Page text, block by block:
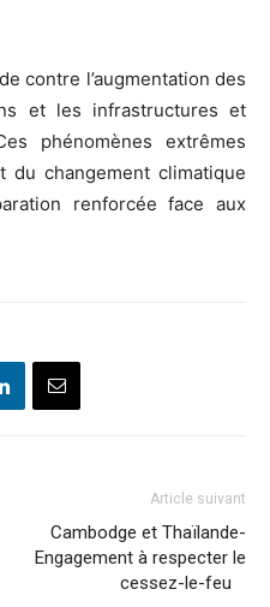
contre l’augmentation des
et les infrastructures et
phénomènes extrêmes
du changement climatique
renforcée face aux
Article suivant
Cambodge et Thaïlande-
Engagement à respecter le
cessez-le-feu